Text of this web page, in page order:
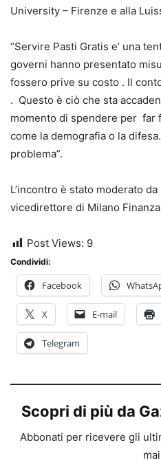
University – Firenze e alla
“Servire Pasti Gratis e’ una
governi hanno presentato
fossero prive su costo . Il
. Questo è ciò che sta
momento di spendere per far
come la demografia o la
problema”.
L’incontro è stato moderato
vicedirettore di Milano
Post Views: 9
Condividi:
Facebook
X E-mail
Telegram
Scopri di più da
Abbonati per ricevere gli